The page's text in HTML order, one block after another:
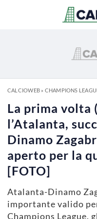
CALCIOWEB» CHAMPIONS
La prima volta
l’Atalanta,
Dinamo
aperto per la
[FOTO]
Atalanta-Dinamo
importante valido
Champions League,